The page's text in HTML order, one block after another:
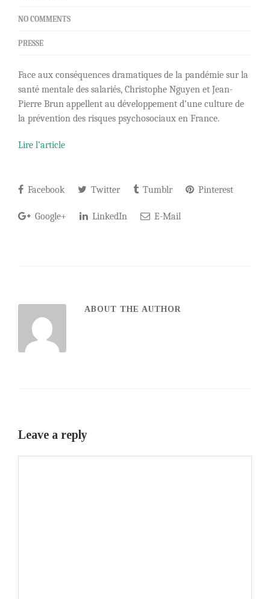
NO COMMENTS
PRESSE
Face aux conséquences dramatiques de la pandémie sur la
santé mentale des salariés, Christophe Nguyen et Jean-
Pierre Brun appellent au développement d’une culture de
la prévention des risques psychosociaux en France.
Lire l’article
Facebook Twitter Tumblr Pinterest
Google+ LinkedIn E-Mail
ABOUT THE AUTHOR
Leave a reply